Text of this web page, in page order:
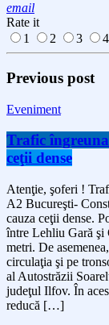
email
Rate it
1
2 3 4
Previous post
Eveniment
Trafic
ceţii dense
Atenţie, şoferi !
A2 Bucureşti-
cauza ceţii dense.
între Lehliu Gară şi
metri. De
circulaţia şi pe
al Autostrăzii
judeţul Ilfov. În
reducă […]